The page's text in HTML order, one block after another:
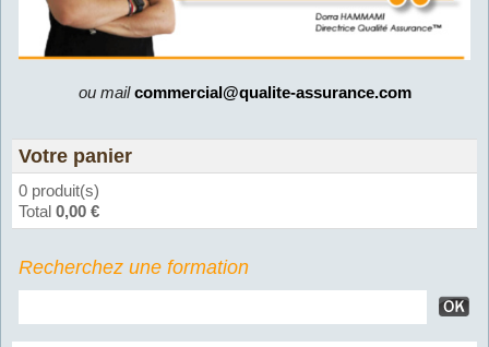
ou mailcommercial@qualite-assurance.com
Votre panier
0 produit(s)
Total 0,00 €
Recherchez une formation